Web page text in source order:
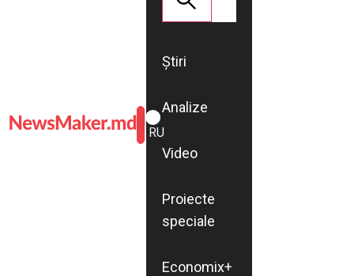
ROMÂNĂ
RU
Știri
Analize
Video
Proiecte
speciale
Economix+